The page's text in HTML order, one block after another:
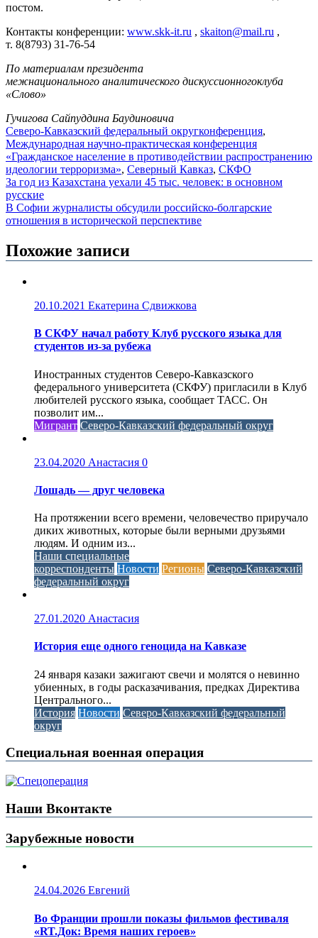
постом.
Контакты конференции: www.skk-it.ru , skaiton@mail.ru ,
т. 8(8793) 31-76-54
По материалам президента
межнационального аналитического дискуссионногоклуба
«Слово»
Гучигова Сайпуддина Баудиновича
Северо-Кавказский федеральный округконференция,
Международная научно-практическая конференция
«Гражданское население в противодействии распространению
идеологии терроризма», Северный Кавказ, СКФО
Навигация
по
записям
За год из Казахстана уехали 45 тыс. человек: в основном
русские
В Софии журналисты обсудили российско-болгарские
отношения в исторической перспективе
Похожие записи
20.10.2021 Екатерина Сдвижкова
В СКФУ начал работу Клуб русского языка для
студентов из-за рубежа
Иностранных студентов Северо-Кавказского
федерального университета (СКФУ) пригласили в Клуб
любителей русского языка, сообщает ТАСС. Он
позволит им...
Мигрант Северо-Кавказский федеральный округ
23.04.2020 Анастасия 0
Лошадь — друг человека
На протяжении всего времени, человечество приручало
диких животных, которые были верными друзьями
людям. И одним из...
Наши специальные
корреспонденты Новости Регионы Северо-Кавказский
федеральный округ
27.01.2020 Анастасия
История еще одного геноцида на Кавказе
24 января казаки зажигают свечи и молятся о невинно
убиенных, в годы расказачивания, предках Директива
Центрального...
История Новости Северо-Кавказский федеральный
округ
Специальная военная операция
Наши Вконтакте
Зарубежные новости
24.04.2026 Евгений
Во Франции прошли показы фильмов фестиваля
«RT.Док: Время наших героев»